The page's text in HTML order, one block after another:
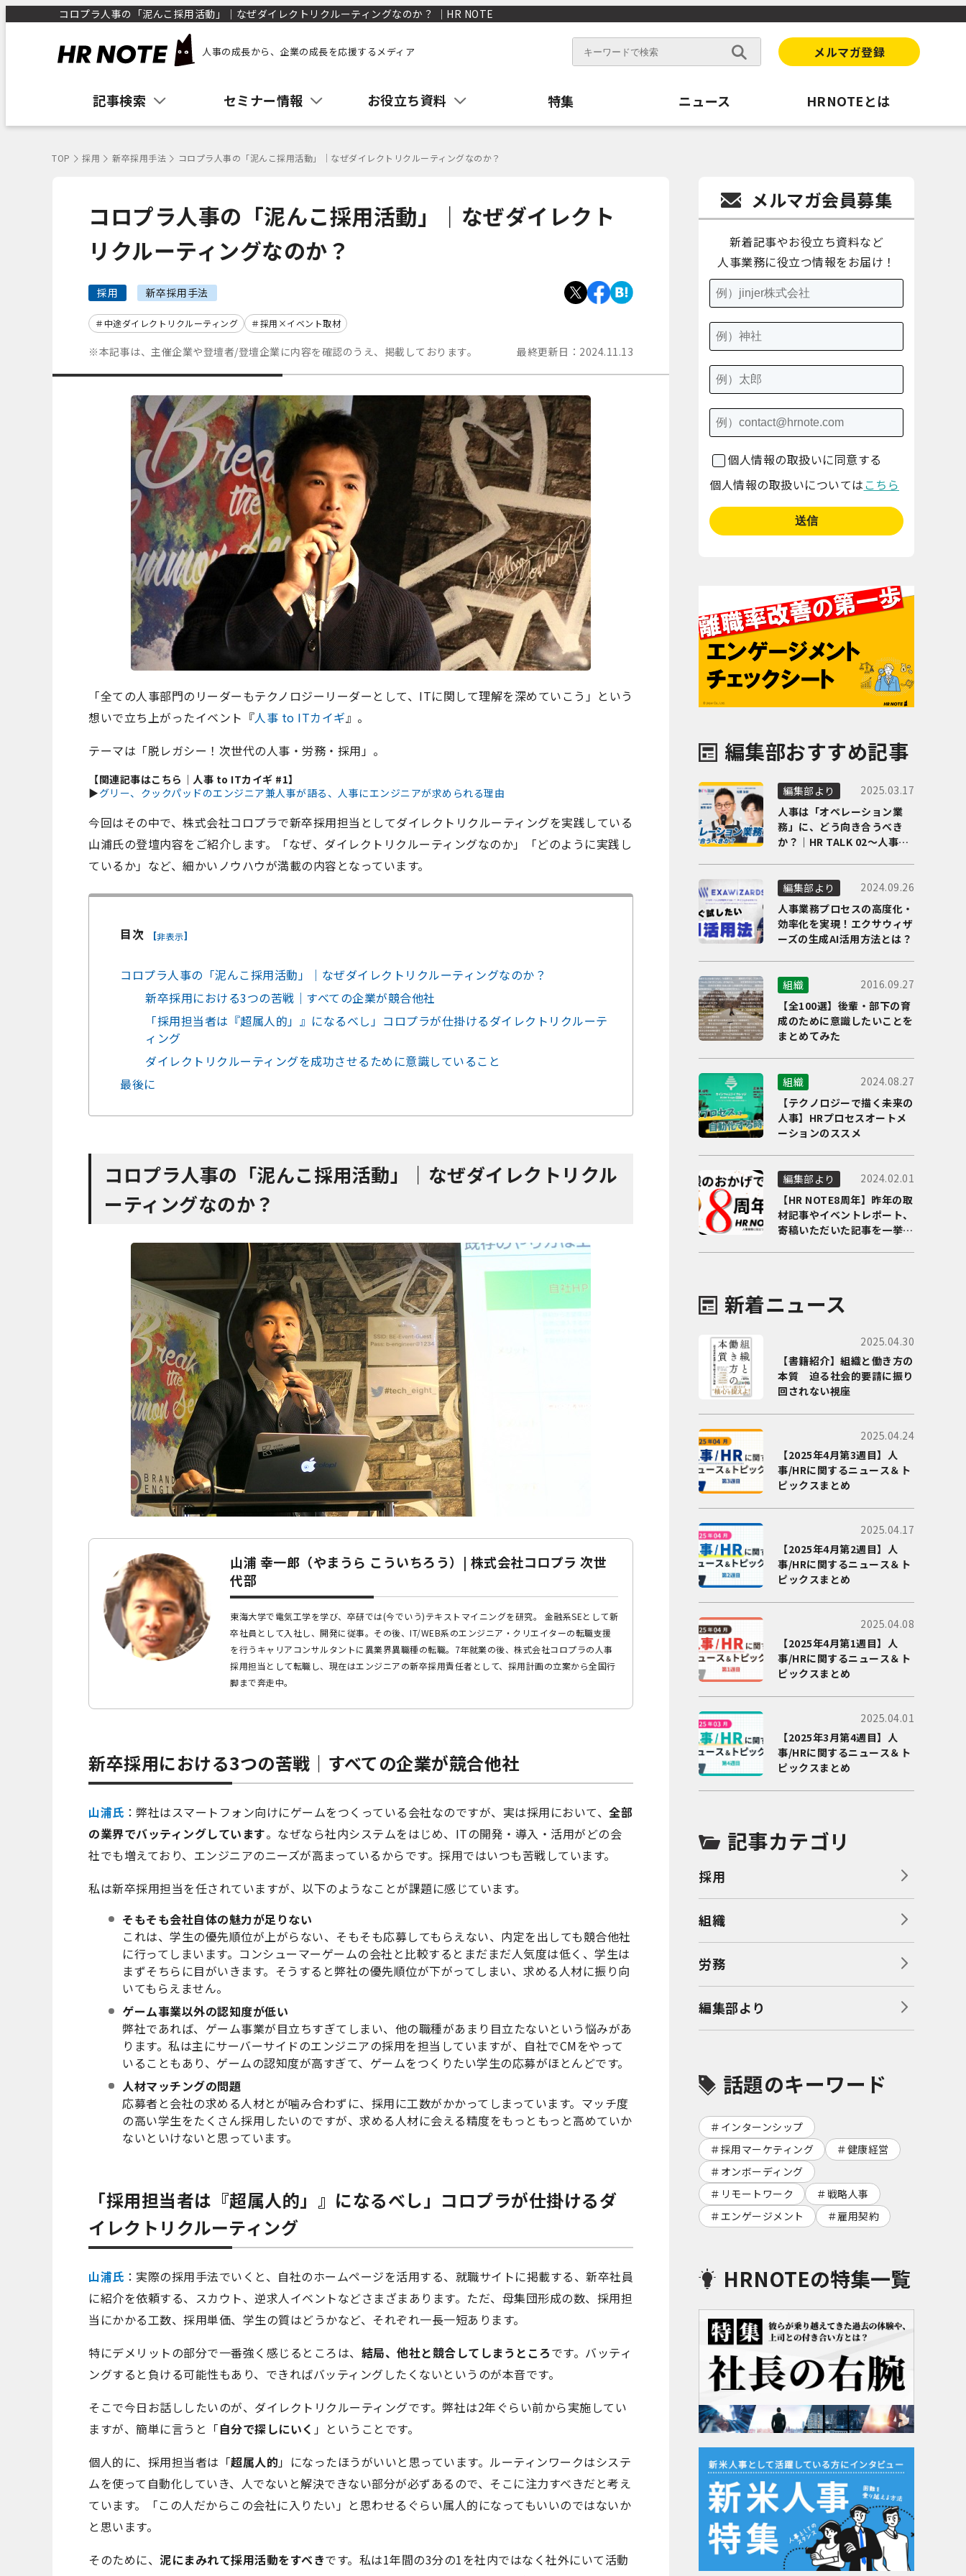
コロプラ人事の「泥んこ採用活動」｜なぜダイレクトリクルーティングなのか？ ｜HR NOTE
人事の成長から、企業の成長を応援するメディア メルマガ登録
記事検索 セミナー情報 お役立ち資料 特集 ニュース HRNOTEとは
TOP 採用 新卒採用手法 コロプラ人事の「泥んこ採用活動」｜なぜダイレクトリクルーティングなのか？
コロプラ人事の「泥んこ採用活動」｜なぜダイレクト
リクルーティングなのか？
採用 新卒採用手法
中途ダイレクトリクルーティング 採用×イベント取材
※本記事は、主催企業や登壇者/登壇企業に内容を確認のうえ、掲載しております。 最終更新日： 2024.11.13
「全ての人事部門のリーダーもテクノロジーリーダーとして、ITに関して理解を深めていこう」という
想いで立ち上がったイベント『人事 to ITカイギ』。
テーマは「脱レガシー！次世代の人事・労務・採用」。
【関連記事はこちら｜人事 to ITカイギ #1】
▶グリー、クックパッドのエンジニア兼人事が語る、人事にエンジニアが求められる理由
今回はその中で、株式会社コロプラで新卒採用担当としてダイレクトリクルーティングを実践している
山浦氏の登壇内容をご紹介します。「なぜ、ダイレクトリクルーティングなのか」「どのように実践し
ているか」など、細かいノウハウが満載の内容となっています。
目次 [非表示]
コロプラ人事の「泥んこ採用活動」｜なぜダイレクトリクルーティングなのか？
新卒採用における3つの苦戦｜すべての企業が競合他社
「採用担当者は『超属人的」』になるべし」コロプラが仕掛けるダイレクトリクルーテ
ィング
ダイレクトリクルーティングを成功させるために意識していること
最後に
コロプラ人事の「泥んこ採用活動」｜なぜダイレクトリクル
ーティングなのか？
山浦 幸一郎（やまうら こういちろう）| 株式会社コロプラ 次世
代部
東海大学で電気工学を学び、卒研では(今でいう)テキストマイニングを研究。 金融系SEとして新
卒社員として入社し、開発に従事。その後、IT/WEB系のエンジニア・クリエイターの転職支援
を行うキャリアコンサルタントに異業界異職種の転職。7年就業の後、株式会社コロプラの人事
採用担当として転職し、現在はエンジニアの新卒採用責任者として、採用計画の立案から全国行
脚まで奔走中。
新卒採用における3つの苦戦｜すべての企業が競合他社
山浦氏 ：弊社はスマートフォン向けにゲームをつくっている会社なのですが、実は採用において、 全部
の業界でバッティングしています。なぜなら社内システムをはじめ、ITの開発・導入・活用がどの会
社でも増えており、エンジニアのニーズが高まっているからです。採用ではいつも苦戦しています。
私は新卒採用担当を任されていますが、以下のようなことが課題に感じています。
そもそも会社自体の魅力が足りない
これは、学生の優先順位が上がらない、そもそも応募してもらえない、内定を出しても競合他社
に行ってしまいます。コンシューマーゲームの会社と比較するとまだまだ人気度は低く、学生は
まずそちらに目がいきます。そうすると弊社の優先順位が下がってしまい、求める人材に振り向
いてもらえません。
ゲーム事業以外の認知度が低い
弊社であれば、ゲーム事業が目立ちすぎてしまい、他の職種があまり目立たないという悩みがあ
ります。私は主にサーバーサイドのエンジニアの採用を担当していますが、自社でCMをやって
いることもあり、ゲームの認知度が高すぎて、ゲームをつくりたい学生の応募がほとんどです。
人材マッチングの問題
応募者と会社の求める人材とが噛み合わずに、採用に工数がかかってしまっています。マッチ度
の高い学生をたくさん採用したいのですが、求める人材に会える精度をもっともっと高めていか
ないといけないと思っています。
「採用担当者は『超属人的」』になるべし」コロプラが仕掛けるダ
イレクトリクルーティング
山浦氏 ：実際の採用手法でいくと、自社のホームページを活用する、就職サイトに掲載する、新卒社員
に紹介を依頼する、スカウト、逆求人イベントなどさまざまあります。ただ、母集団形成の数、採用担
当にかかる工数、採用単価、学生の質はどうかなど、それぞれ一長一短あります。
特にデメリットの部分で一番強く感じるところは、 結局、他社と競合してしまうところです。バッティ
ングすると負ける可能性もあり、できればバッティングしたくないというのが本音です。
そこで今日お話ししたいのが、ダイレクトリクルーティングです。弊社は2年ぐらい前から実施してい
ますが、簡単に言うと「自分で探しにいく 」ということです。
個人的に、採用担当者は「超属人的」になったほうがいいと思っています。ルーティンワークはシステ
ムを使って自動化していき、人でないと解決できない部分が必ずあるので、そこに注力すべきだと考え
ています。「この人だからこの会社に入りたい」と思わせるぐらい属人的になってもいいのではないか
と思います。
そのために、 泥にまみれて採用活動をすべきです。私は1年間の3分の1を社内ではなく社外にいて活動
メルマガ会員募集
新着記事やお役立ち資料など
人事業務に役立つ情報をお届け！
個人情報の取扱いに同意する
個人情報の取扱いについては こちら
編集部おすすめ記事
編集部より
2025.03.17
人事は「オペレーション業
務」に、どう向き合うべき
か？｜HR TALK 02～人事DX
編集部より
2024.09.26
人事業務プロセスの高度化・
効率化を実現！エクサウィザ
ーズの生成AI活用方法とは？
組織
2016.09.27
【全100選】後輩・部下の育
成のために意識したいことを
まとめてみた
組織
2024.08.27
【テクノロジーで描く未来の
人事】HRプロセスオートメ
ーションのススメ
編集部より
2024.02.01
【HR NOTE8周年】昨年の取
材記事やイベントレポート、
寄稿いただいた記事を一挙に
新着ニュース
2025.04.30
【書籍紹介】組織と働き方の
本質 迫る社会的要請に振り
回されない視座
2025.04.24
【2025年4月第3週目】人
事/HRに関するニュース＆ト
ピックスまとめ
2025.04.17
【2025年4月第2週目】人
事/HRに関するニュース＆ト
ピックスまとめ
2025.04.08
【2025年4月第1週目】人
事/HRに関するニュース＆ト
ピックスまとめ
2025.04.01
【2025年3月第4週目】人
事/HRに関するニュース＆ト
ピックスまとめ
記事カテゴリ
採用
組織
労務
編集部より
話題のキーワード
インターンシップ
採用マーケティング
健康経営
オンボーディング
リモートワーク
戦略人事
エンゲージメント
雇用契約
HRNOTEの特集一覧